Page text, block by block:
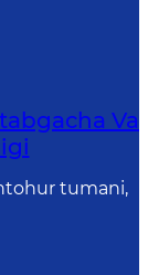
Va
tumani,